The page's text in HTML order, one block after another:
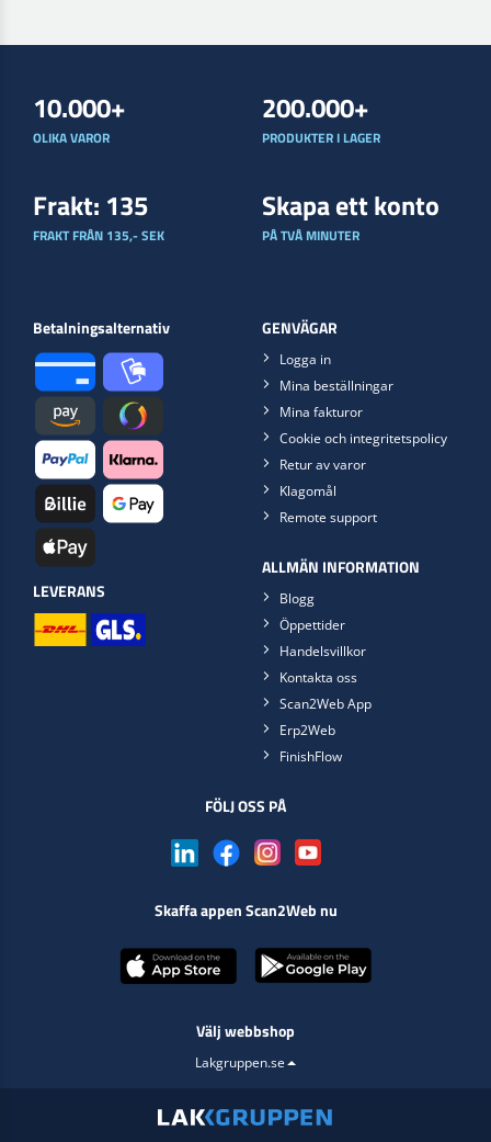
10.000+
OLIKA VAROR
200.000+
PRODUKTER I LAGER
Frakt: 135
FRAKT FRÅN 135,- SEK
Skapa ett konto
PÅ TVÅ MINUTER
Betalningsalternativ
LEVERANS
GENVÄGAR
Logga in
Mina beställningar
Mina fakturor
Cookie och integritetspolicy
Retur av varor
Klagomål
Remote support
ALLMÄN INFORMATION
Blogg
Öppettider
Handelsvillkor
Kontakta oss
Scan2Web App
Erp2Web
FinishFlow
FÖLJ OSS PÅ
Skaffa appen Scan2Web nu
Välj webbshop
Lakgruppen.se